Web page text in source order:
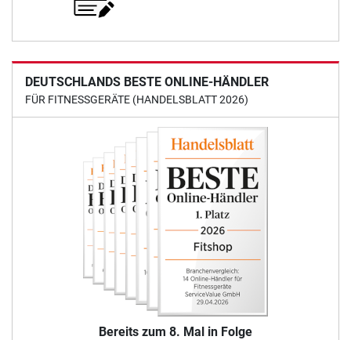
DEUTSCHLANDS BESTE ONLINE-HÄNDLER
FÜR FITNESSGERÄTE (HANDELSBLATT 2026)
Bereits zum 8. Mal in Folge